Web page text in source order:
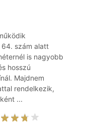
szám alatt
is nagyobb
hosszú
Majdnem
rendelkezik,
...